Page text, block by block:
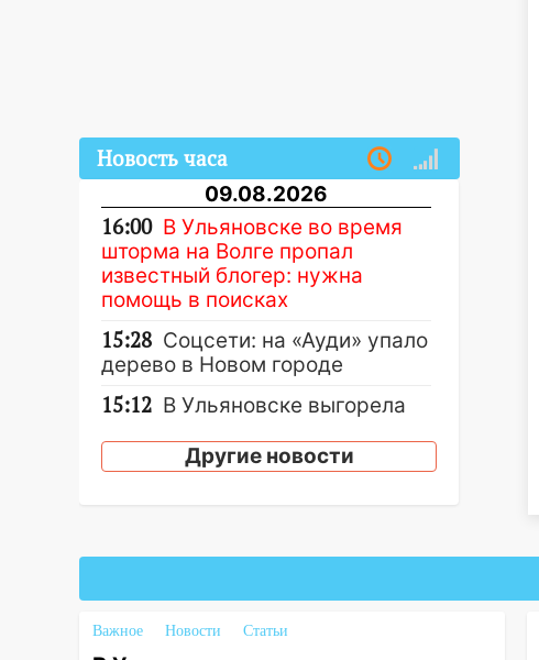
Новость часа
09.08.2026
16:00 В Ульяновске во время
шторма на Волге пропал
известный блогер: нужна
помощь в поисках
15:28 Соцсети: на «Ауди» упало
дерево в Новом городе
15:12 В Ульяновске выгорела
14:18 Гинеколог рассказала о
13:02 Соцсети: на улице Розы
автомобиль
Другие новости
Важное Новости Статьи